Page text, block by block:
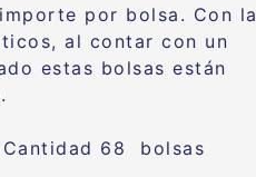
por bolsa. Con la
al contar con un
estas bolsas están
68 bolsas